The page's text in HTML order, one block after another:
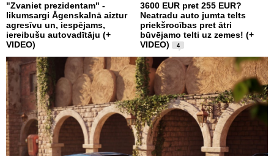
"Zvaniet prezidentam" -
likumsargi Āgenskalnā aiztur
agresīvu un, iespējams,
iereibušu autovadītāju (+
VIDEO)
3600 EUR pret 255 EUR?
Neatradu auto jumta telts
priekšrocības pret ātri
būvējamo telti uz zemes! (+
VIDEO)
4